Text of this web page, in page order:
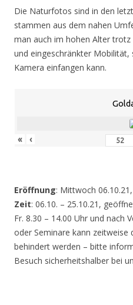
Die Naturfotos sind in den
stammen aus dem nahen
man auch im hohen Alter
und eingeschränkter
Kamera einfangen kann.
« ‹
Eröffnung: Mittwoch
Zeit: 06.10. – 25.10.21,
Fr. 8.30 – 14.00 Uhr und nach
oder Seminare kann zeitweise
behindert werden – bitte
Besuch sicherheitshalber bei